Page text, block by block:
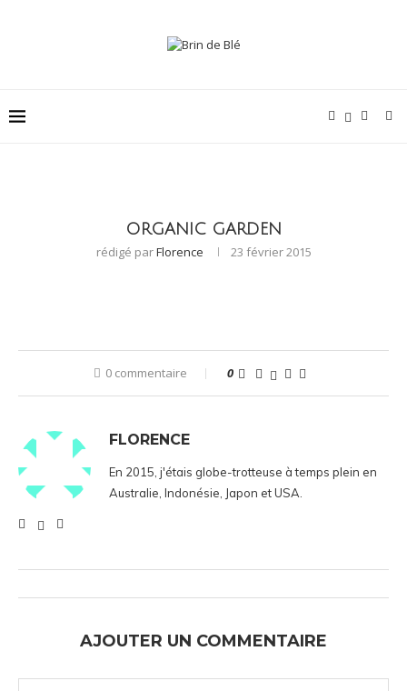
ORGANIC GARDEN
rédigé parFlorence 23 février 2015
0 commentaire 0
FLORENCE
En 2015, j'étais globe-trotteuse à temps plein en
Australie, Indonésie, Japon et USA.
AJOUTER UN COMMENTAIRE